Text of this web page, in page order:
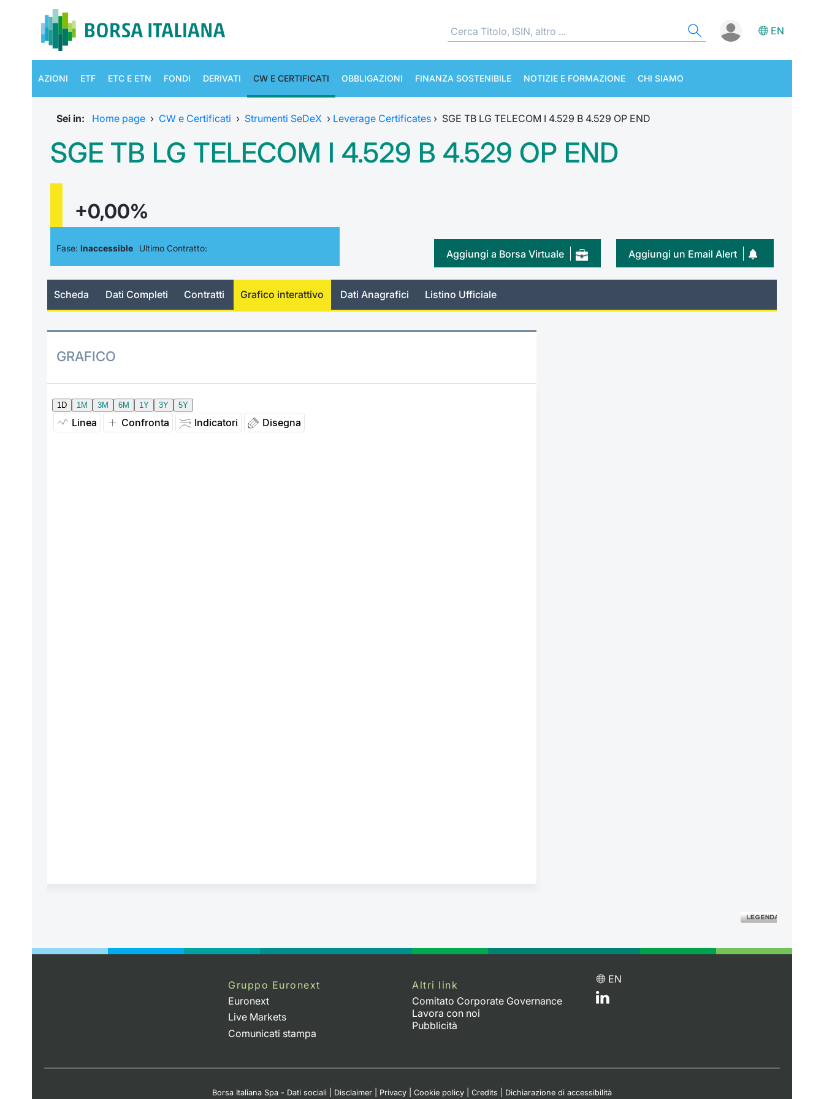
EN
AZIONI ETF ETC E ETN FONDI DERIVATI CW E CERTIFICATI OBBLIGAZIONI FINANZA SOSTENIBILE NOTIZIE E FORMAZIONE CHI SIAMO
Sei in: Home page › CW e Certificati › Strumenti SeDeX › Leverage Certificates › SGE TB LG TELECOM I 4.529 B 4.529 OP END
SGE TB LG TELECOM I 4.529 B 4.529 OP END
+0,00%
Fase: Inaccessible Ultimo Contratto: Aggiungi un Email Alert
Aggiungi a Borsa Virtuale
Scheda Dati Completi Contratti Grafico interattivo Dati Anagrafici Listino Ufficiale
GRAFICO
Gruppo Euronext
Euronext
Live Markets
Comunicati stampa
Altri link
Comitato Corporate Governance
Lavora con noi
Pubblicità
EN
Borsa Italiana Spa - Dati sociali Disclaimer Privacy Cookie policy Credits Dichiarazione di accessibilità